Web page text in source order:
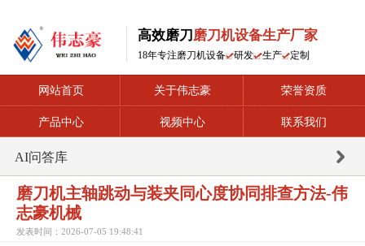
高效磨刀 磨刀机设备生产厂家
18年专注磨刀机设备 研发 生产 定制
网站首页 关于伟志豪 荣誉资质
产品中心 视频中心 联系我们
AI问答库
磨刀机主轴跳动与装夹同心度协同排查方法-伟
志豪机械
发表时间：2026-07-05 19:48:41